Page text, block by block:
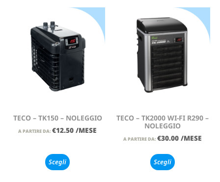
TECO – TK150 – NOLEGGIO
A PARTIRE DA: €12.50 /MESE
Scegli
TECO – TK2000 WI-FI R290 –
NOLEGGIO
A PARTIRE DA: €30.00 /MESE
Scegli